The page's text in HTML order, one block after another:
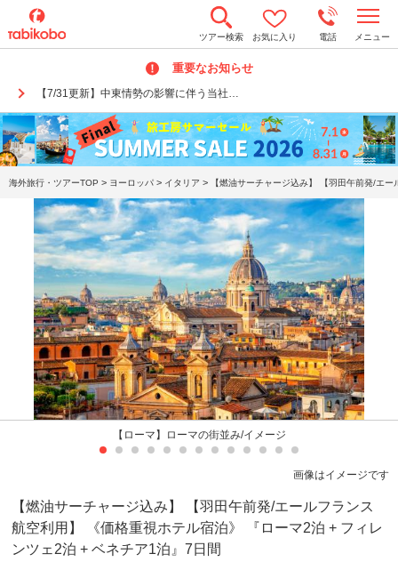
ツアー検索 お気に入り 電話 メニュー
重要なお知らせ
【7/31更新】中東情勢の影響に伴う当社…
o
n
a
v
i
g
a
t
海外旅行・ツアーTOP > ヨーロッパ > イタリア > 【燃油サーチャージ込み】 【羽田午前発/エ
【ローマ】ローマの街並み/イメージ
画像はイメージです
【燃油サーチャージ込み】 【羽田午前発/エールフランス
航空利用】 《価格重視ホテル宿泊》 『ローマ2泊 + フィレ
ンツェ2泊 + ベネチア1泊』7日間